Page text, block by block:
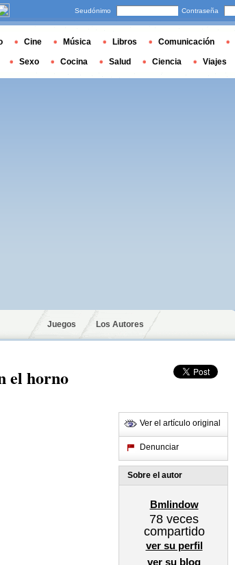
Juegos Los Autores
el horno
Ver el artículo original
Denunciar
Sobre el autor
Bmlindow
78 veces
compartido
ver su perfil
ver su blog
Seudónimo Contraseña
Cine Música Libros Comunicación
Sexo Cocina Salud Ciencia Viajes